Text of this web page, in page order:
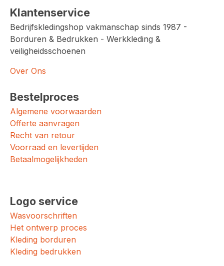
Klantenservice
Bedrijfskledingshop vakmanschap sinds 1987 -
Borduren & Bedrukken - Werkkleding &
veiligheidsschoenen
Over Ons
Bestelproces
Algemene voorwaarden
Offerte aanvragen
Recht van retour
Voorraad en levertijden
Betaalmogelijkheden
Logo service
Wasvoorschriften
Het ontwerp proces
Kleding borduren
Kleding bedrukken